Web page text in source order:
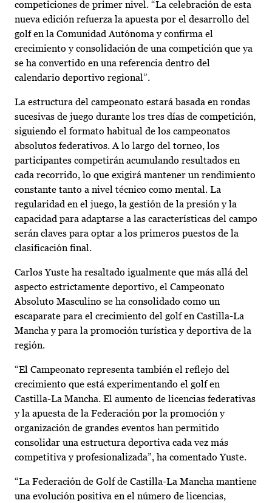
competiciones de primer nivel. “La celebración de esta
nueva edición refuerza la apuesta por el desarrollo del
golf en la Comunidad Autónoma y confirma el
crecimiento y consolidación de una competición que ya
se ha convertido en una referencia dentro del
calendario deportivo regional”.
La estructura del campeonato estará basada en rondas
sucesivas de juego durante los tres días de competición,
siguiendo el formato habitual de los campeonatos
absolutos federativos. A lo largo del torneo, los
participantes competirán acumulando resultados en
cada recorrido, lo que exigirá mantener un rendimiento
constante tanto a nivel técnico como mental. La
regularidad en el juego, la gestión de la presión y la
capacidad para adaptarse a las características del campo
serán claves para optar a los primeros puestos de la
clasificación final.
Carlos Yuste ha resaltado igualmente que más allá del
aspecto estrictamente deportivo, el Campeonato
Absoluto Masculino se ha consolidado como un
escaparate para el crecimiento del golf en Castilla-La
Mancha y para la promoción turística y deportiva de la
región.
“El Campeonato representa también el reflejo del
crecimiento que está experimentando el golf en
Castilla-La Mancha. El aumento de licencias federativas
y la apuesta de la Federación por la promoción y
organización de grandes eventos han permitido
consolidar una estructura deportiva cada vez más
competitiva y profesionalizada”, ha comentado Yuste.
“La Federación de Golf de Castilla-La Mancha mantiene
una evolución positiva en el número de licencias,